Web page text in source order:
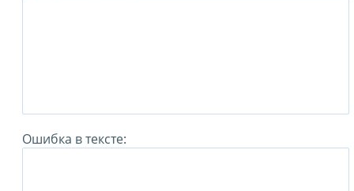
Ошибка в тексте: